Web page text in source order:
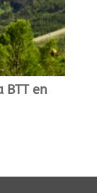
BTT en